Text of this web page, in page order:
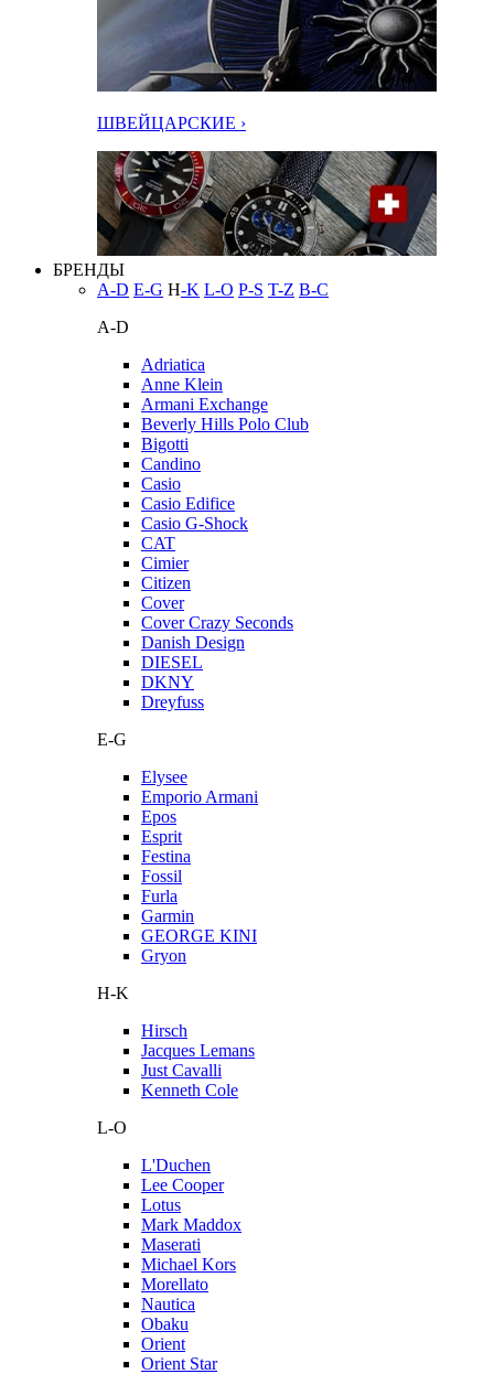
ШВЕЙЦАРСКИЕ ›
БРЕНДЫ
A-D E-G H-K L-O P-S T-Z В-С
A-D
Adriatica
Anne Klein
Armani Exchange
Beverly Hills Polo Club
Bigotti
Candino
Casio
Casio Edifice
Casio G-Shock
CAT
Cimier
Citizen
Cover
Cover Crazy Seconds
Danish Design
DIESEL
DKNY
Dreyfuss
E-G
Elysee
Emporio Armani
Epos
Esprit
Festina
Fossil
Furla
Garmin
GEORGE KINI
Gryon
H-K
Hirsch
Jacques Lemans
Just Cavalli
Kenneth Cole
L-O
L'Duchen
Lee Cooper
Lotus
Mark Maddox
Maserati
Michael Kors
Morellato
Nautica
Obaku
Orient
Orient Star